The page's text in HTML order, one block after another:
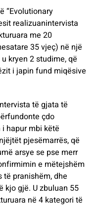
“Evolutionary
realizuanintervista
me 20
35 vjeç) në një
kryen 2 studime, që
i japin fund miqësive
të gjata të
çdo
hapur mbi këtë
pjesëmarrës, që
arsye se pse merr
e mëtejshëm
pranishëm, dhe
kjo gjë. U zbuluan 55
në 4 kategori të